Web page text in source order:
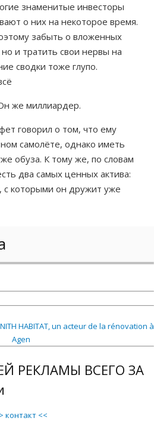
знаменитые инвесторы
о них на некоторое время.
забыть о вложенных
и тратить свои нервы на
сводки тоже глупо.
же миллиардер.
говорил о том, что ему
самолёте, однако иметь
обуза. К тому же, по словам
два самых ценных актива:
с которыми он дружит уже
HABITAT, un acteur de la rénovation à
Agen
РЕКЛАМЫ ВСЕГО ЗА
контакт <<